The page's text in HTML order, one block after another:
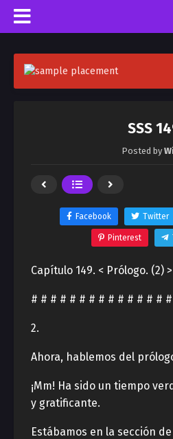
SSS
Posted by
Facebook Twitter
Pinterest
Capítulo 149. < Prólogo. (2) >
# # # # # # # # # # # # # #
2.
Ahora, hablemos del
¡Mm! Ha sido un tiempo
y gratificante.
Estábamos en la sección